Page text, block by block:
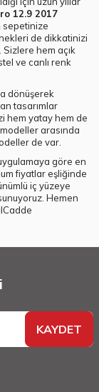
12.9 2017
sepetinize
de dikkatinizi
hem açık
ve canlı renk
dönüşerek
tasarımlar
hem yatay hem de
arasında
de var.
göre en
fiyatlar eşliğinde
iç yüzeye
Hemen
KAYDET